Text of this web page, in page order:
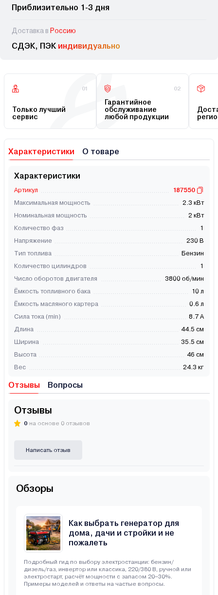
Приблизительно 1-3 дня
Доставка в Россию
СДЭК, ПЭК индивидуально
01
Только лучший
сервис
02
Гарантийное
обслуживание
любой продукции
Характеристики О товаре
Характеристики
Артикул
187550
Максимальная мощность
2.3 кВт
Номинальная мощность
2 кВт
Количество фаз
1
Напряжение
230 В
Тип топлива
Бензин
Количество цилиндров
1
Число оборотов двигателя
3800 об/мин
Ёмкость топливного бака
10 л
Ёмкость масляного картера
0.6 л
Сила тока (min)
8.7 А
Длина
44.5 см
Ширина
35.5 см
Высота
46 см
Вес
24.3 кг
Отзывы Вопросы
Отзывы
0 на основе 0 отзывов
Написать отзыв
Обзоры
Как выбрать генератор для
дома, дачи и стройки и не
пожалеть
Подробный гид по выбору электростанции: бензин/
дизель/газ, инвертор или классика, 220/380 В, ручной или
электростарт, расчёт мощности с запасом 20–30%.
Примеры моделей и ответы на частые вопросы.